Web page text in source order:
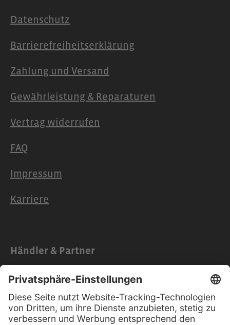
Datenschutz
Barrierefreiheitserklärung
Zahlung und Versand
Gewährleistung & Reparaturen
Vertrag widerrufen
FAQ
Impressum
Karriere
Händler & Partner
Händlerzugang
Anleitungen